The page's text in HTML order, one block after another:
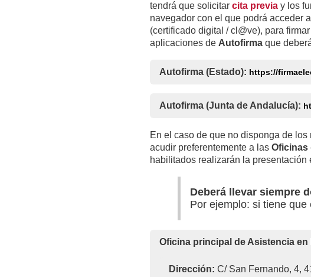
tendrá que solicitarcita previa y los
navegador con el que podrá acceder
(certificado digital / cl@ve), para
aplicaciones de Autofirma que
Autofirma (Estado): https://
Autofirma (Junta de Andalucía):
En el caso de que no disponga de
acudir preferentemente a lasOficinas
habilitados realizarán la
Deberá llevar siempre
Por ejemplo: si tiene
Oficina principal de Asistencia
Dirección: C/ San Fernando, 4,